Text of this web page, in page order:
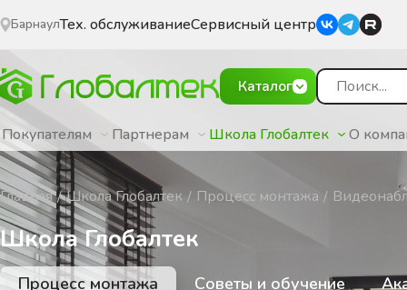
БарнаулТех. обслуживаниеСервисный центр
Каталог
Покупателям Партнерам Школа Глобалтек О
Главная Школа Глобалтек Процесс монтажа
Школа Глобалтек
Процесс монтажа Советы и обучение